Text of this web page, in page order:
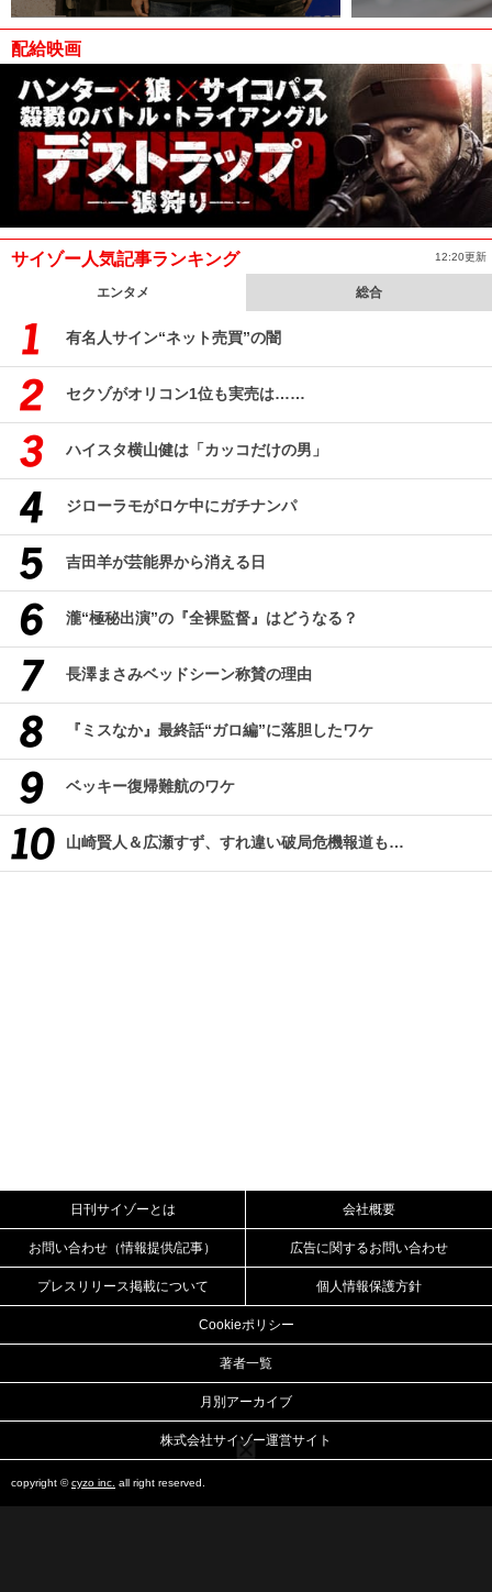
配給映画
サイゾー人気記事ランキング 12:20更新
エンタメ 総合
有名人サイン“ネット売買”の闇
セクゾがオリコン1位も実売は……
ハイスタ横山健は「カッコだけの男」
ジローラモがロケ中にガチナンパ
吉田羊が芸能界から消える日
瀧“極秘出演”の『全裸監督』はどうなる？
長澤まさみベッドシーン称賛の理由
『ミスなか』最終話“ガロ編”に落胆したワケ
ベッキー復帰難航のワケ
山崎賢人＆広瀬すず、すれ違い破局危機報道も…
日刊サイゾーとは 会社概要
お問い合わせ（情報提供/記事） 広告に関するお問い合わせ
プレスリリース掲載について 個人情報保護方針
Cookieポリシー
著者一覧
月別アーカイブ
株式会社サイゾー運営サイト
copyright ©cyzo inc. all right reserved.